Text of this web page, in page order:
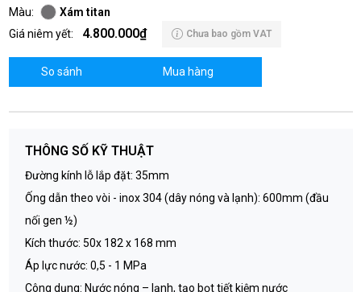
Màu:
Xám titan
Giá niêm yết:
4.800.000₫ Chưa bao gồm VAT
So sánh Mua hàng
THÔNG SỐ KỸ THUẬT
Đường kính lỗ lắp đặt: 35mm
Ống dẫn theo vòi - inox 304 (dây nóng và lạnh): 600mm (đầu
nối gen ½)
Kích thước: 50x 182 x 168 mm
Áp lực nước: 0,5 - 1 MPa
Công dụng: Nước nóng – lạnh, tạo bọt tiết kiệm nước